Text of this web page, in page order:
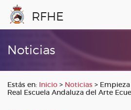
RFHE
Noticias
Estás en: Inicio > Noticias > Empieza
Real Escuela Andaluza del Arte